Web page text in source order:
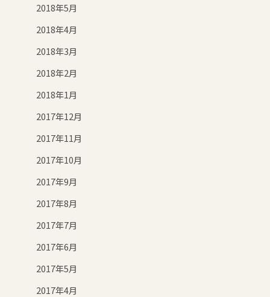
2018年5月
2018年4月
2018年3月
2018年2月
2018年1月
2017年12月
2017年11月
2017年10月
2017年9月
2017年8月
2017年7月
2017年6月
2017年5月
2017年4月